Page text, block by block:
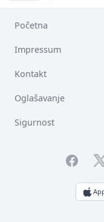
Početna
Impressum
Kontakt
Oglašavanje
Sigurnost
Facebook